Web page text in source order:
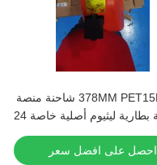
280*75*378MM PET15N شاحنة منصة
نقالة صينية بطارية ليثيوم أصلية خاصة 24
احصل على افضل سعر